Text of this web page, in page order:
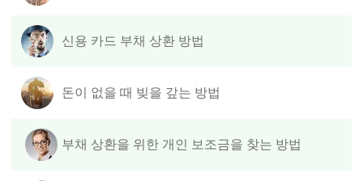
신용 카드 부채 상환 방법
돈이 없을 때 빚을 갚는 방법
부채 상환을 위한 개인 보조금을 찾는 방법